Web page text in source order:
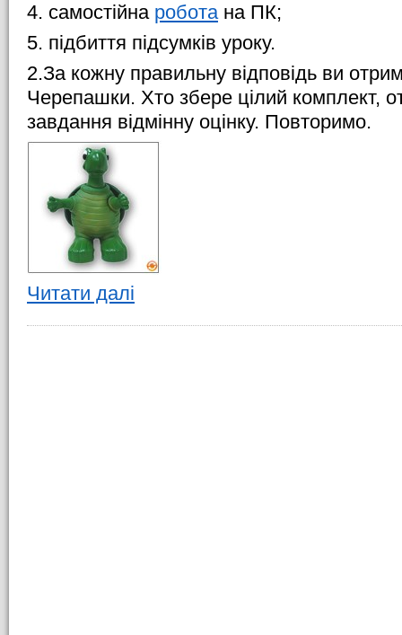
4. самостійна роботана ПК;
5. підбиття підсумків уроку.
2.За кожну правильну відповідь ви
Черепашки. Хто збере цілий комплект,
завдання відмінну оцінку. Повторимо.
Читати далі